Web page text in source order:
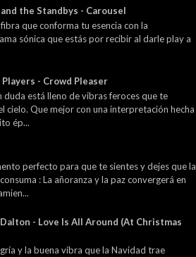
the Standbys - Carousel
que conforma tu esencia con la
sónica que estás por recibir al darle play a
Players - Crowd Pleaser
duda está lleno de vibras feroces que te
cielo. Que mejor con una interpretación hecha
ép...
perfecto para que te sientes y dejes que la
: La añoranza y la paz convergerá en
- Love Is All Around (At Christmas
y la buena vibra que la Navidad trae